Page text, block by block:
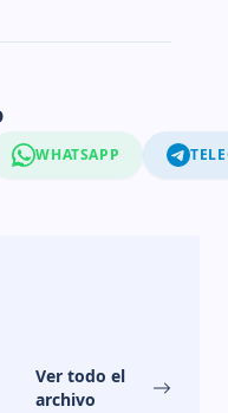
WHATSAPP
Ver todo el
archivo